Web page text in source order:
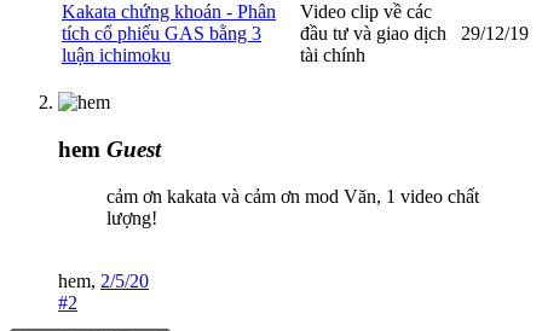
Kakata chứng khoán - Phân
tích cổ phiếu GAS bằng 3
luận ichimoku
Video clip về các
đầu tư và giao dịch
tài chính
29/12/19
hem Guest
cảm ơn kakata và cảm ơn mod Văn, 1 video chất
lượng!
hem, 2/5/20
#2